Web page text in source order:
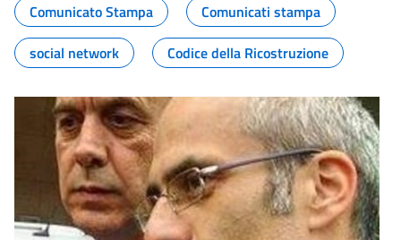
Comunicato Stampa
Comunicati stampa
social network
Codice della Ricostruzione